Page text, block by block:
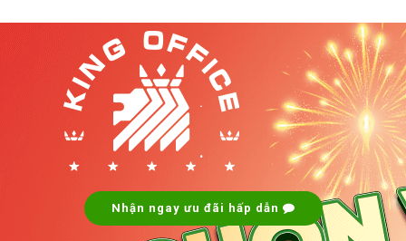
.
.
Nhận ngay ưu đãi hấp dẫn